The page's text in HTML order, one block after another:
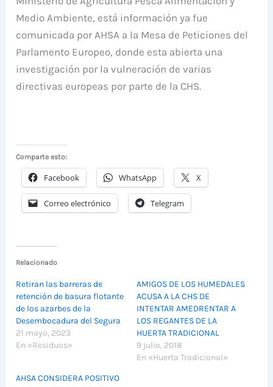
Medio Ambiente, está información ya fue
comunicada por AHSA a la Mesa de Peticiones del
Parlamento Europeo, donde esta abierta una
investigación por la vulneración de varias
directivas europeas por parte de la CHS.
Comparte esto:
Facebook WhatsApp X
Correo electrónico Telegram
Relacionado
Retiran las barreras de
retención de basura flotante
de los azarbes de la
Desembocadura del Segura
21 mayo, 2023
En «Residuos»
AMIGOS DE LOS HUMEDALES
ACUSA A LA CHS DE
INTENTAR AMEDRENTAR A
LOS REGANTES DE LA
HUERTA TRADICIONAL
9 julio, 2018
En «Huerta Tradicional»
AHSA CONSIDERA POSITIVO